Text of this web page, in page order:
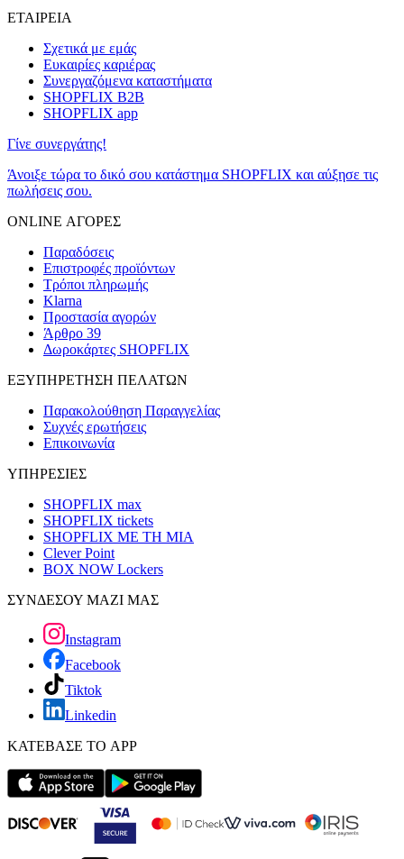
ΕΤΑΙΡΕΙΑ
Σχετικά με εμάς
Ευκαιρίες καριέρας
Συνεργαζόμενα καταστήματα
SHOPFLIX B2B
SHOPFLIX app
Γίνε συνεργάτης!
Άνοιξε τώρα το δικό σου κατάστημα SHOPFLIX και αύξησε τις
πωλήσεις σου.
ONLINE ΑΓΟΡΕΣ
Παραδόσεις
Επιστροφές προϊόντων
Τρόποι πληρωμής
Klarna
Προστασία αγορών
Άρθρο 39
Δωροκάρτες SHOPFLIX
ΕΞΥΠΗΡΕΤΗΣΗ ΠΕΛΑΤΩΝ
Παρακολούθηση Παραγγελίας
Συχνές ερωτήσεις
Επικοινωνία
ΥΠΗΡΕΣΙΕΣ
SHOPFLIX max
SHOPFLIX tickets
SHOPFLIX ΜΕ ΤΗ ΜΙΑ
Clever Point
BOX NOW Lockers
ΣΥΝΔΕΣΟΥ ΜΑΖΙ ΜΑΣ
Instagram
Facebook
Tiktok
Linkedin
ΚΑΤΕΒΑΣΕ ΤΟ APP